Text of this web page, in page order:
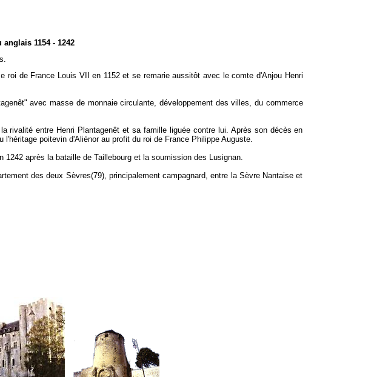
anglais 1154 - 1242
roi de France Louis VII en 1152 et se remarie aussitôt avec le comte d'Anjou Henri
avec masse de monnaie circulante, développement des villes, du commerce
rivalité entre Henri Plantagenêt et sa famille liguée contre lui. Après son décès en
poitevin d'Aliénor au profit du roi de France Philippe Auguste.
après la bataille de Taillebourg et la soumission des Lusignan.
des deux Sèvres(79), principalement campagnard, entre la Sèvre Nantaise et